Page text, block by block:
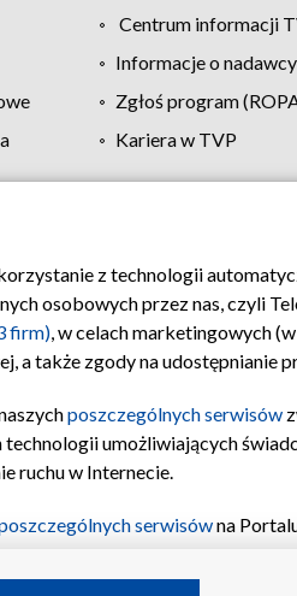
Centrum informacji
Informacje o nadawcy
Zgłoś program
Kariera w TVP
prywatności Moje zgody
z technologii
osobowych przez nas, czyli
firm), w celach marketingowych
a także zgody na udostępnianie
poszczególnych serwisów
umożliwiających
ruchu w Internecie.
serwisówna
informacji na